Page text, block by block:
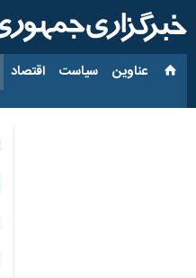
عناوین‌ سیاست اقتصاد